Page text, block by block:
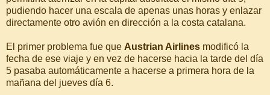
pudiendo hacer una escala de apenas unas horas y enlazar
directamente otro avión en dirección a la costa catalana.
El primer problema fue que Austrian Airlines modificó la
fecha de ese viaje y en vez de hacerse hacia la tarde del día
5 pasaba automáticamente a hacerse a primera hora de la
mañana del jueves día 6.